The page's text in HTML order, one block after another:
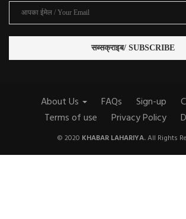
About Us FAQs Sign-up
Terms of use
Privacy Policy
© 2020 KHABAR LAHARIYA.All Rights